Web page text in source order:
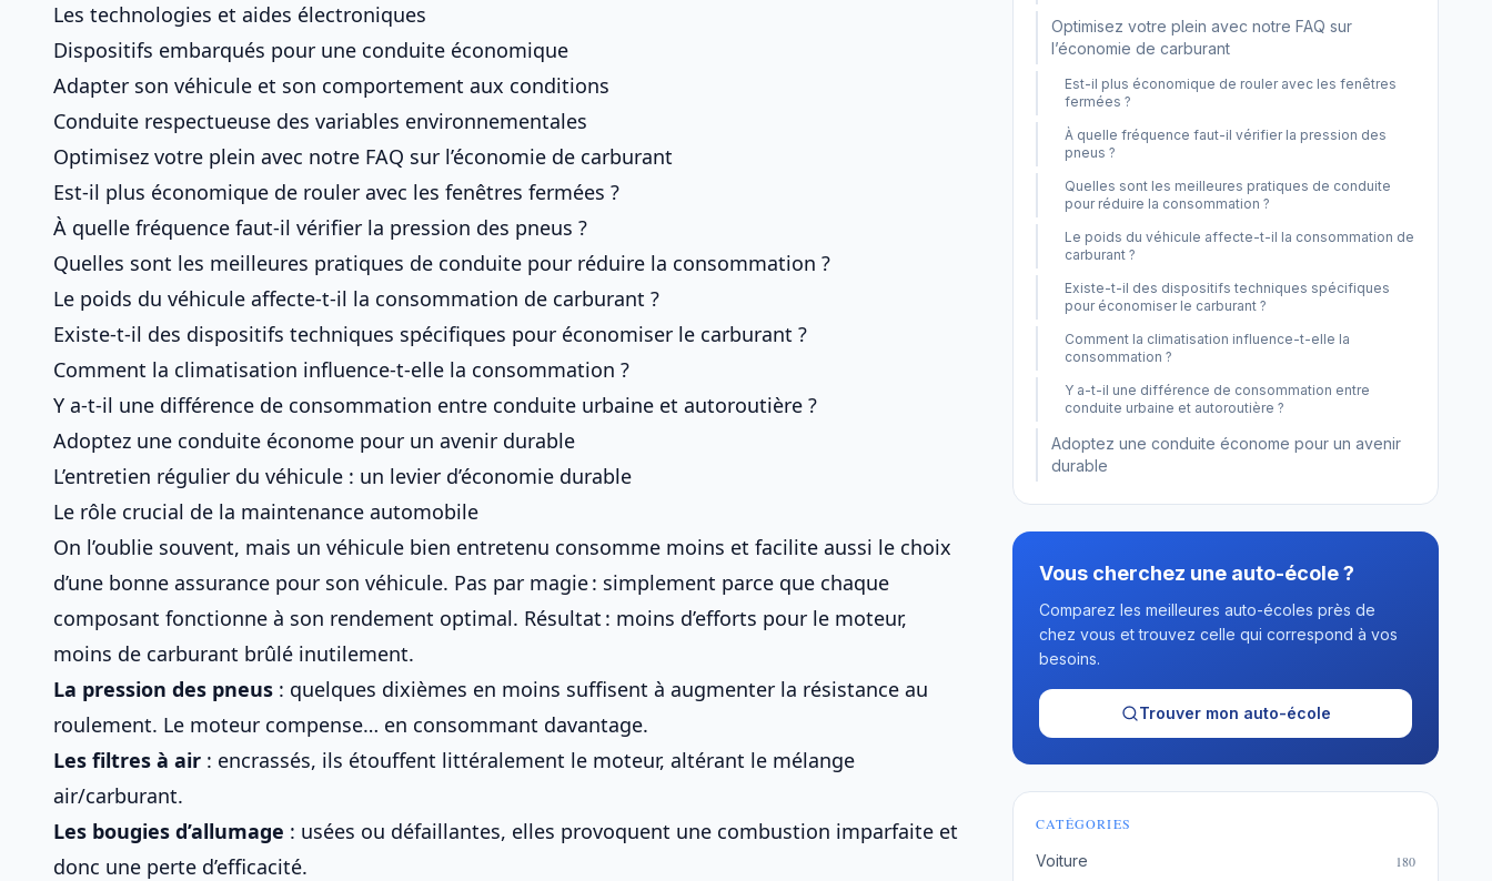
Les technologies et aides électroniques
Dispositifs embarqués pour une conduite économique
Adapter son véhicule et son comportement aux conditions
Conduite respectueuse des variables environnementales
Optimisez votre plein avec notre FAQ sur l’économie de carburant
Est-il plus économique de rouler avec les fenêtres fermées ?
À quelle fréquence faut-il vérifier la pression des pneus ?
Quelles sont les meilleures pratiques de conduite pour réduire la consommation ?
Le poids du véhicule affecte-t-il la consommation de carburant ?
Existe-t-il des dispositifs techniques spécifiques pour économiser le carburant ?
Comment la climatisation influence-t-elle la consommation ?
Y a-t-il une différence de consommation entre conduite urbaine et autoroutière ?
Adoptez une conduite économe pour un avenir durable
L’entretien régulier du véhicule : un levier d’économie durable
Le rôle crucial de la maintenance automobile
On l’oublie souvent, mais un véhicule bien entretenu consomme moins et facilite aussi le choix
d’une bonne assurance pour son véhicule. Pas par magie : simplement parce que chaque
composant fonctionne à son rendement optimal. Résultat : moins d’efforts pour le moteur,
moins de carburant brûlé inutilement.
La pression des pneus : quelques dixièmes en moins suffisent à augmenter la résistance au
roulement. Le moteur compense… en consommant davantage.
Les filtres à air : encrassés, ils étouffent littéralement le moteur, altérant le mélange
air/carburant.
Les bougies d’allumage : usées ou défaillantes, elles provoquent une combustion imparfaite et
donc une perte d’efficacité.
Optimisez votre plein avec notre FAQ sur
l’économie de carburant
Est-il plus économique de rouler avec les fenêtres
fermées ?
À quelle fréquence faut-il vérifier la pression des
pneus ?
Quelles sont les meilleures pratiques de conduite
pour réduire la consommation ?
Le poids du véhicule affecte-t-il la consommation de
carburant ?
Existe-t-il des dispositifs techniques spécifiques
pour économiser le carburant ?
Comment la climatisation influence-t-elle la
consommation ?
Y a-t-il une différence de consommation entre
conduite urbaine et autoroutière ?
Adoptez une conduite économe pour un avenir
durable
Vous cherchez une auto-école ?
Comparez les meilleures auto-écoles près de
chez vous et trouvez celle qui correspond à vos
besoins.
Trouver mon auto-école
CATÉGORIES
Voiture 180